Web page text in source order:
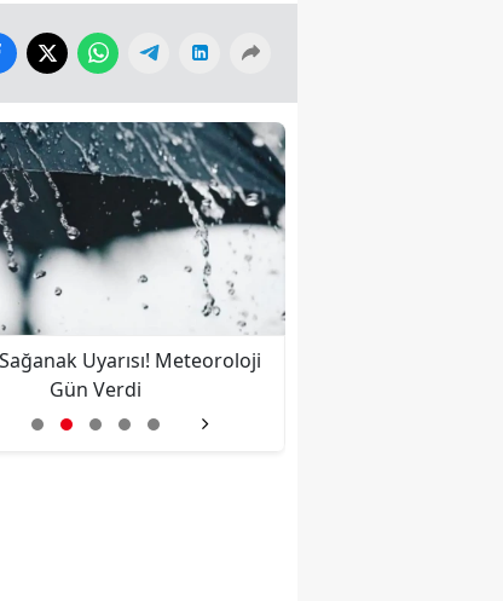
Sağanak Uyarısı! Meteoroloji
Gün Verdi